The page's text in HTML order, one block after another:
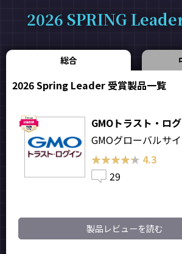
2026 SPRING
総合
2026 Spring Leader 受賞製品一覧
GMOトラスト・ロ
GMOグローバルサ
★★★★★
★★★★★ 4.3
29
製品レビューを読む